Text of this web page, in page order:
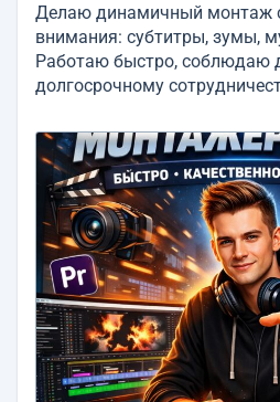
Делаю динамичный монтаж
внимания: субтитры, зумы,
Работаю быстро, соблюдаю
долгосрочному